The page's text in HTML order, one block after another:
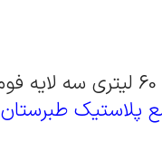
60 لیتری سه لایه فوم دار آبی
پلاستیک طبرستان